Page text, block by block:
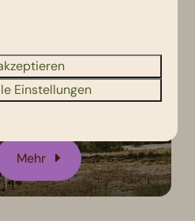
Mehr
Einstellungen